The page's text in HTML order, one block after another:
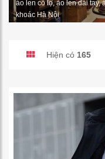
áo len cổ lọ, áo len dài tay,
khoác Hà Nội
Hiện có 165